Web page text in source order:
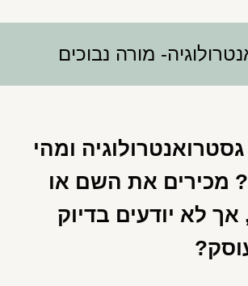
מורה נבוכים
ומהי
מכירים את השם או
לא יודעים בדיוק